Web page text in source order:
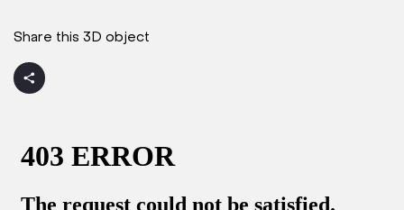
Share this 3D object